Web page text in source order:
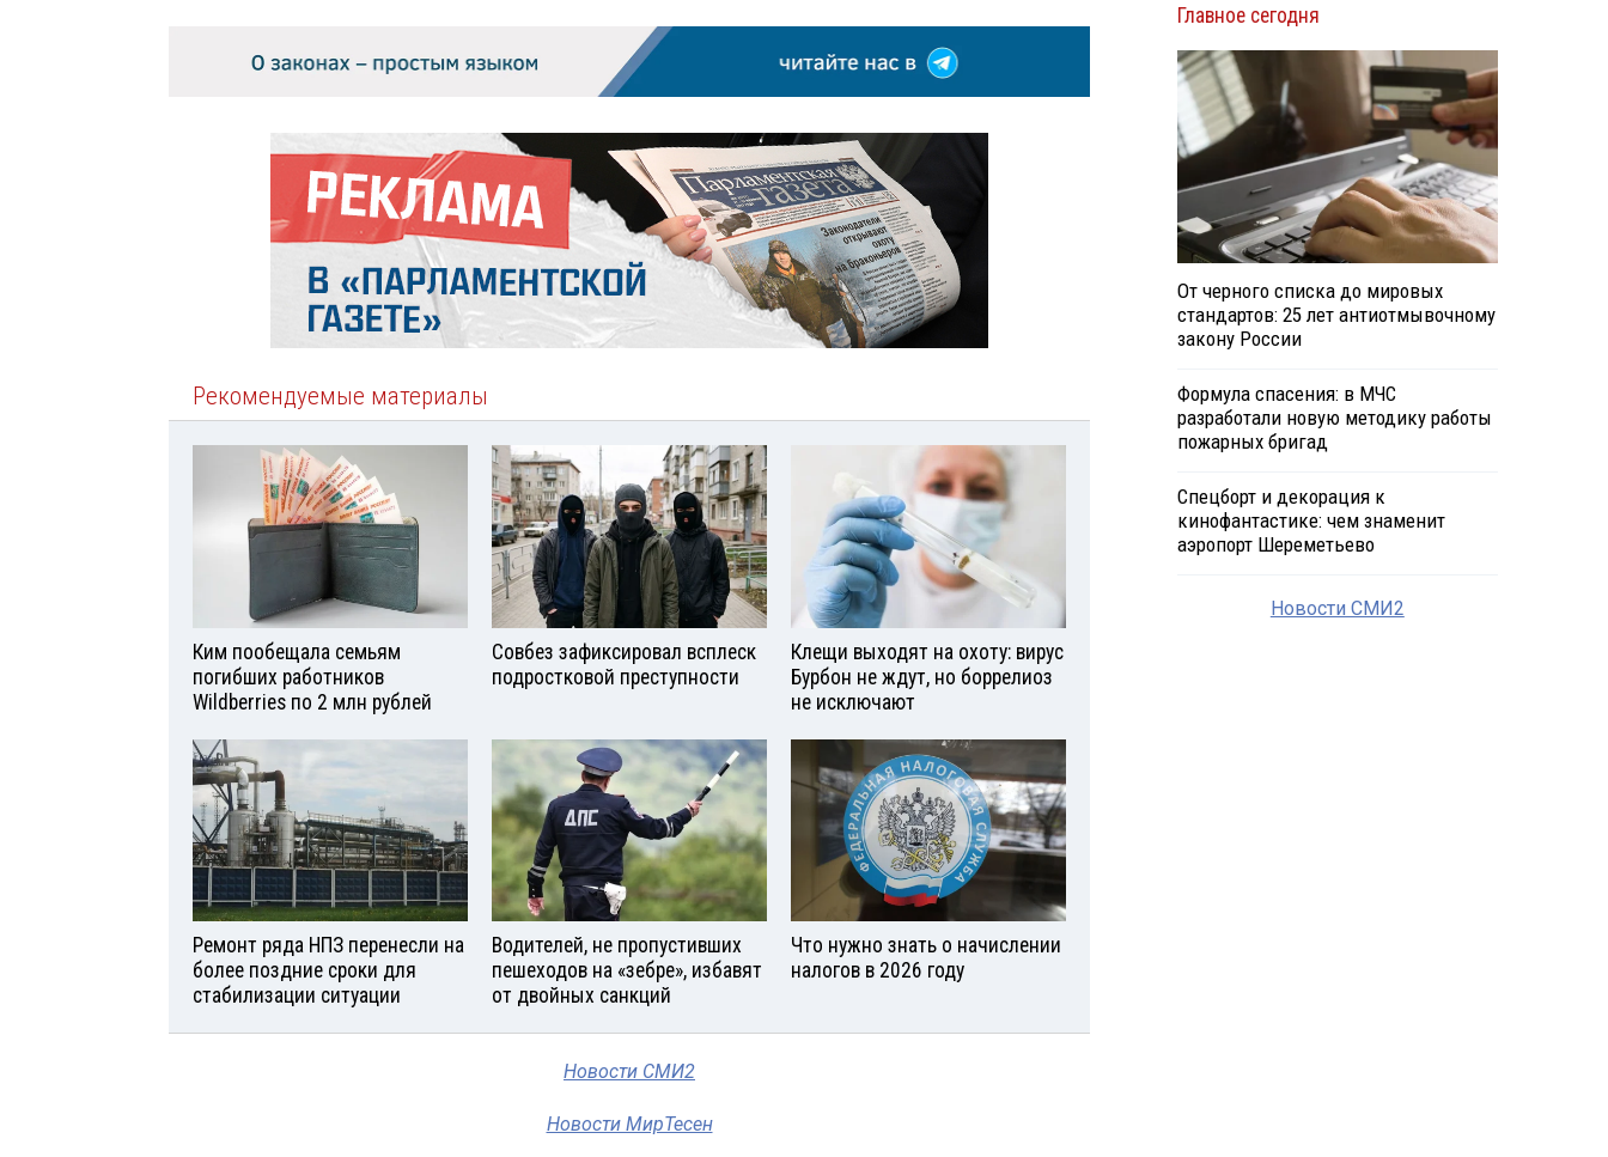
Рекомендуемые материалы
Ким пообещала семьям
погибших работников
Wildberries по 2 млн рублей
Совбез зафиксировал всплеск
подростковой преступности
Клещи выходят на охоту: вирус
Бурбон не ждут, но боррелиоз
не исключают
Ремонт ряда НПЗ перенесли на
более поздние сроки для
стабилизации ситуации
Водителей, не пропустивших
пешеходов на «зебре», избавят
от двойных санкций
Что нужно знать о начислении
налогов в 2026 году
Новости СМИ2
Новости МирТесен
Главное сегодня
От черного списка до мировых
стандартов: 25 лет антиотмывочному
закону России
Формула спасения: в МЧС
разработали новую методику работы
пожарных бригад
Спецборт и декорация к
кинофантастике: чем знаменит
аэропорт Шереметьево
Новости СМИ2